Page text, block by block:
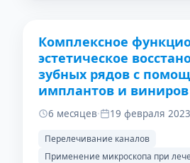
ДО
Комплексное
эстетическое
зубных рядов с
имплантов и виниров
6 месяцев· 19 февраля 2023
Перелечивание каналов
Применение микроскопа при